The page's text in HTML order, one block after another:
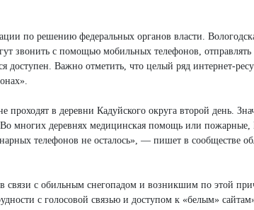
по решению федеральных органов власти.
звонить с помощью мобильных телефонов,
доступен. Важно отметить, что целый ряд интернет-
в деревни Кадуйского округа второй день.
Во многих деревнях медицинская помощь или
телефонов не осталось», — пишет в сообществе
связи с обильным снегопадом и возникшим по этой
с голосовой связью и доступом к «белым»